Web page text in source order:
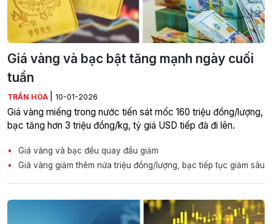
Giá vàng và bạc bật tăng mạnh ngày cuối
tuần
TRẦN HÒA 10-01-2026
Giá vàng miếng trong nước tiến sát mốc 160 triệu đồng/lượng,
bạc tăng hơn 3 triệu đồng/kg, tỷ giá USD tiếp đà đi lên.
Giá vàng và bạc đều quay đầu giảm
Giá vàng giảm thêm nửa triệu đồng/lượng, bạc tiếp tục giảm sâu